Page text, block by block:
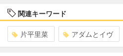
関連キーワード
片平里菜 アダムとイヴ